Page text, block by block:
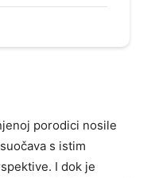
porodici nosile
s istim
I dok je